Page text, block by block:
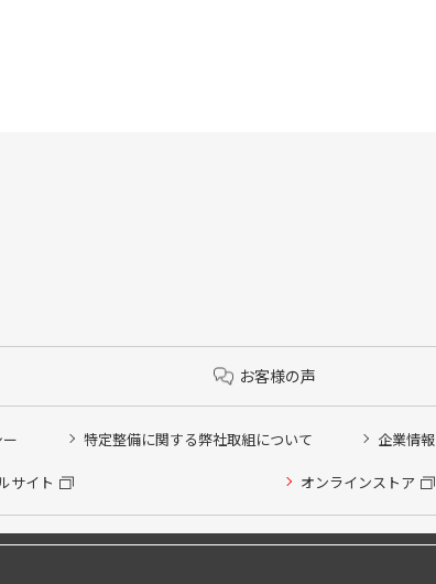
お客様の声
特定整備に関する弊社取組について 企業情報
サイト オンラインストア
rights Reserved.